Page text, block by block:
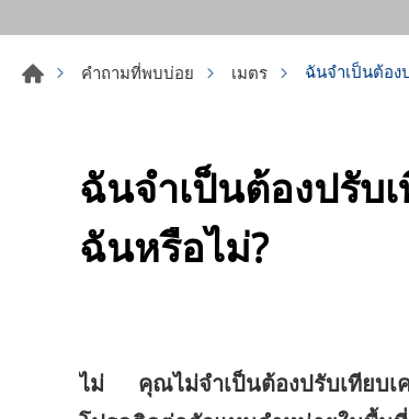
คำถามที่พบบ่อย เมตร ฉันจำเป็นต้อง
ฉันจำเป็นต้องปรับ
ฉันหรือไม่?
ไม่ คุณไม่จำเป็นต้องปรับเทียบ